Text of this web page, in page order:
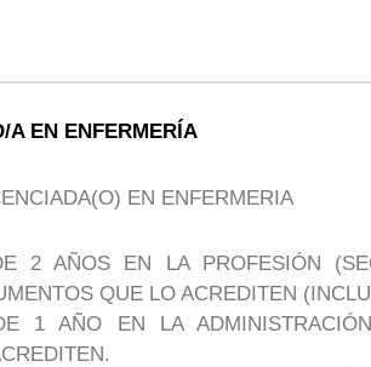
A EN ENFERMERÍA
EN ENFERMERIA
2 AÑOS EN LA PROFESIÓN
QUE LO ACREDITEN
1 AÑO EN LA